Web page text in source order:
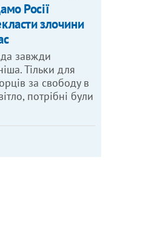
Росії
злочини
завжди
Тільки для
за свободу в
потрібні були